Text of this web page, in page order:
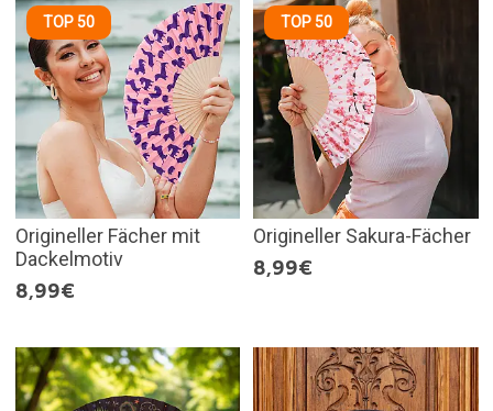
TOP 50
Origineller Fächer mit
Dackelmotiv
8,99€
TOP 50
Origineller Sakura-Fächer
8,99€